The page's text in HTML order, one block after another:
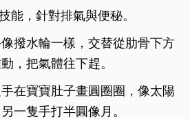
能，針對排氣與便秘。
撥水輪一樣，交替從肋骨下方
，把氣體往下趕。
在寶寶肚子畫圓圈圈，像太陽
一隻手打半圓像月。